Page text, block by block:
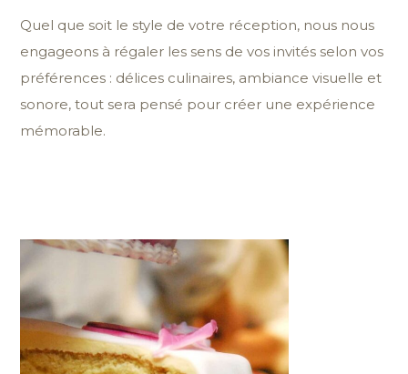
Quel que soit le style de votre réception, nous nous
engageons à régaler les sens de vos invités selon vos
préférences : délices culinaires, ambiance visuelle et
sonore, tout sera pensé pour créer une expérience
mémorable.